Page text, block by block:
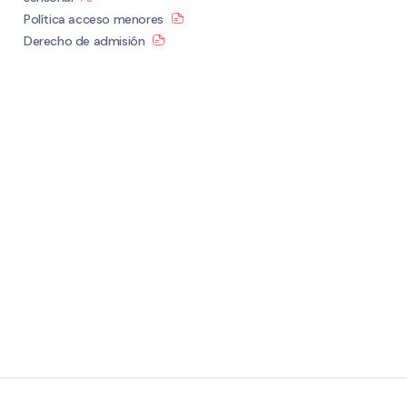
Política acceso menores
Derecho de admisión